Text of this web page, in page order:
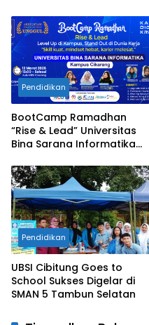
Pendidikan
BootCamp Ramadhan
“Rise & Lead” Universitas
Bina Sarana Informatika
Pendidikan
UBSI Cibitung Goes to
School Sukses Digelar di
SMAN 5 Tambun Selatan